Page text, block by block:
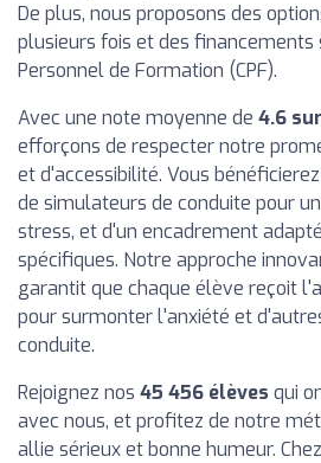
De plus, nous proposons des
plusieurs fois et des financements
Personnel de Formation (CPF).
Avec une note moyenne de 4.6
efforçons de respecter notre
et d'accessibilité. Vous
de simulateurs de conduite pour
stress, et d'un encadrement
spécifiques. Notre approche
garantit que chaque élève reçoit
pour surmonter l'anxiété et
conduite.
Rejoignez nos 45 456 élèves qui
avec nous, et profitez de notre
allie sérieux et bonne humeur.